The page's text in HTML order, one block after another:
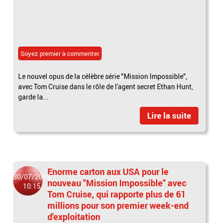
Soyez premier à commenter
Le nouvel opus de la célèbre série "Mission Impossible",
avec Tom Cruise dans le rôle de l'agent secret Ethan Hunt,
garde la...
Lire la suite
30/07/2018
10:15
Enorme carton aux USA pour le
nouveau "Mission Impossible" avec
Tom Cruise, qui rapporte plus de 61
millions pour son premier week-end
d'exploitation